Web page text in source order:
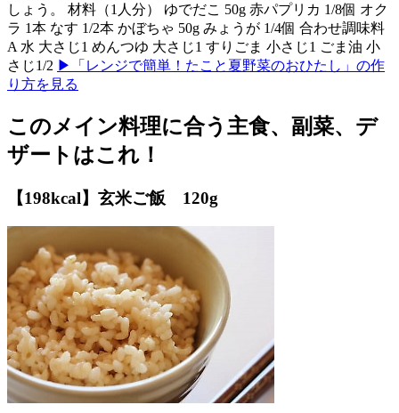
しょう。 材料（1人分） ゆでだこ 50g 赤パプリカ 1/8個 オク
ラ 1本 なす 1/2本 かぼちゃ 50g みょうが 1/4個 合わせ調味料
A 水 大さじ1 めんつゆ 大さじ1 すりごま 小さじ1 ごま油 小
さじ1/2 ▶「レンジで簡単！たこと夏野菜のおひたし」の作
り方を見る
このメイン料理に合う主食、副菜、デ
ザートはこれ！
【198kcal】玄米ご飯 120g